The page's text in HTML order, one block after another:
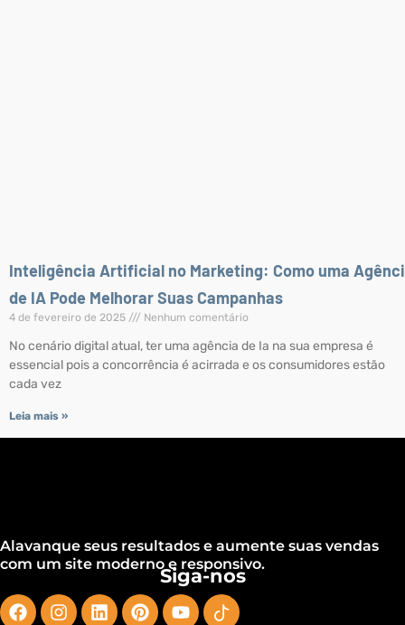
Inteligência Artificial no Marketing: Como uma
de IA Pode Melhorar Suas Campanhas
4 de fevereiro de 2025 Nenhum comentário
No cenário digital atual, ter uma agência de Ia na sua empresa é
essencial pois a concorrência é acirrada e os consumidores estão
cada vez
Leia mais »
Alavanque seus resultados e aumente suas vendas
com um site moderno e responsivo.
Siga-nos